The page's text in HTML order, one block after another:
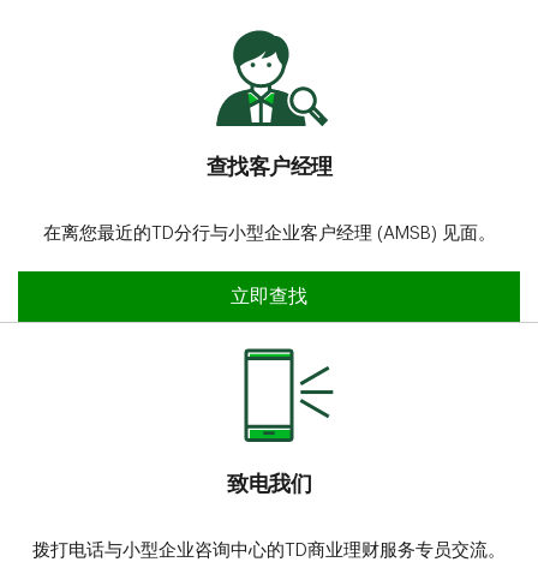
查找客户经理
在离您最近的TD分行与小型企业客户经理 (AMSB) 见面。
立即查找
致电我们
拨打电话与小型企业咨询中心的TD商业理财服务专员交流。